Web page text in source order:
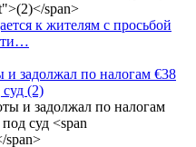
к жителям с просьбой
задолжал по налогам €38
(2)